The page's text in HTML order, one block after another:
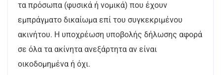
τα πρόσωπα (φυσικά ή νομικά) που έχουν
εμπράγματο δικαίωμα επί του συγκεκριμένου
ακινήτου. Η υποχρέωση υποβολής δήλωσης αφορά
σε όλα τα ακίνητα ανεξάρτητα αν είναι
οικοδομημένα ή όχι.